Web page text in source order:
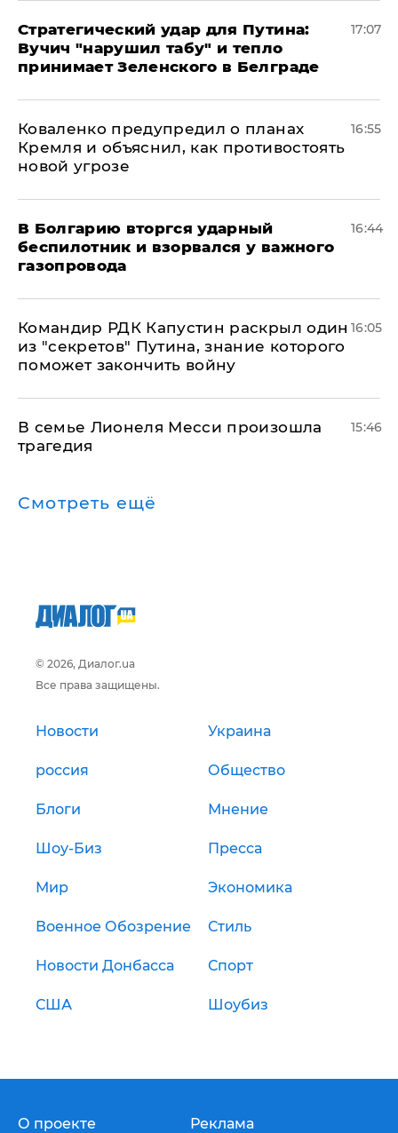
Стратегический удар для Путина:
Вучич "нарушил табу" и тепло
принимает Зеленского в Белграде
17:07
Коваленко предупредил о планах
Кремля и объяснил, как противостоять
новой угрозе
16:55
В Болгарию вторгся ударный
беспилотник и взорвался у важного
газопровода
16:44
Командир РДК Капустин раскрыл один
из "секретов" Путина, знание которого
поможет закончить войну
16:05
В семье Лионеля Месси произошла
трагедия
15:46
Смотреть ещё
© 2026, Диалог.ua
Все права защищены.
Новости Украина
россия Общество
Блоги Мнение
Шоу-Биз Пресса
Мир Экономика
Военное Обозрение Стиль
Новости Донбасса Спорт
США Шоубиз
О проекте Реклама